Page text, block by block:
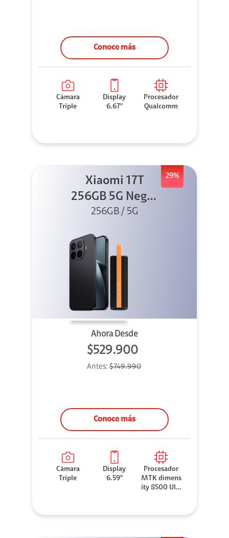
Conoce más
Cámara
Triple
Display
6.67"
Procesador
Qualcomm
29%
Xiaomi 17T
256GB 5G Negro
+ Sound
256GB / 5G
Ahora Desde
$529.900
Antes:$749.990
Conoce más
Cámara
Triple
Display
6.59"
Procesador
MTK dimens
ity 8500 Ultr